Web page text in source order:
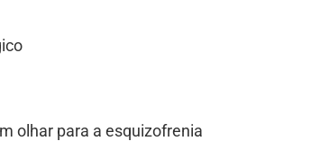
olhar para a esquizofrenia